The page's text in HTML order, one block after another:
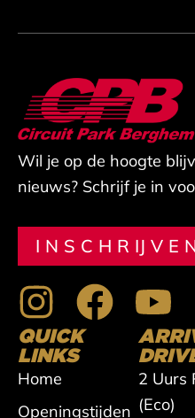
Wil je op de hoogte
nieuws? Schrijf je in
I
n
s
t
F
a
e
Y
o
u
t
QUICK
LINKS
Home
Openingstijden
2 Uurs
(Eco)